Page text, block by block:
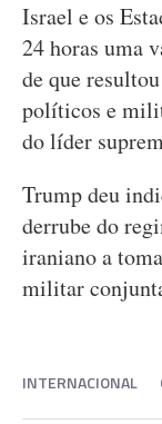
Israel e os
24 horas uma
de que
políticos e
do líder
Trump deu
derrube do
iraniano a
militar
INTERNACIONAL